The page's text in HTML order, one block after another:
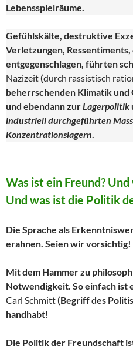
Lebensspielräume.
Gefühlskälte, destruktive
Verletzungen,
entgegenschlagen, führten
Nazizeit(durch rassistisch
beherrschenden Klimatik
und ebendann zurLagerpolitik
industriell durchgeführten
Konzentrationslagern.
Was ist ein Freund?
Und was ist die Politik
Die Sprache als
erahnen. Seien wir vorsichtig!
Mit dem Hammer zu
Notwendigkeit. So einfach ist
Carl Schmitt(Begriff des
handhabt!
Die Politik der Freundschaft